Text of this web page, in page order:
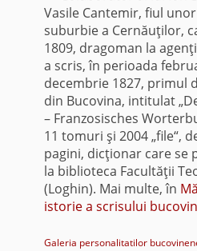
Vasile Cantemir, fiul
suburbie a Cernăuţilor,
1809, dragoman la
a scris, în perioada
decembrie 1827, primul
din Bucovina, intitulat
– Franzosisches
11 tomuri şi 2004 „file“,
pagini, dicţionar care se
la biblioteca Facultăţii
(Loghin). Mai multe, în
istorie a scrisului
Galeria personalitatilor